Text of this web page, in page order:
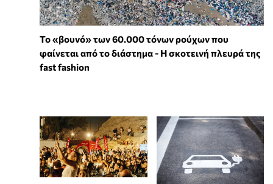
Το «βουνό» των 60.000 τόνων ρούχων που
φαίνεται από το διάστημα - Η σκοτεινή πλευρά της
fast fashion